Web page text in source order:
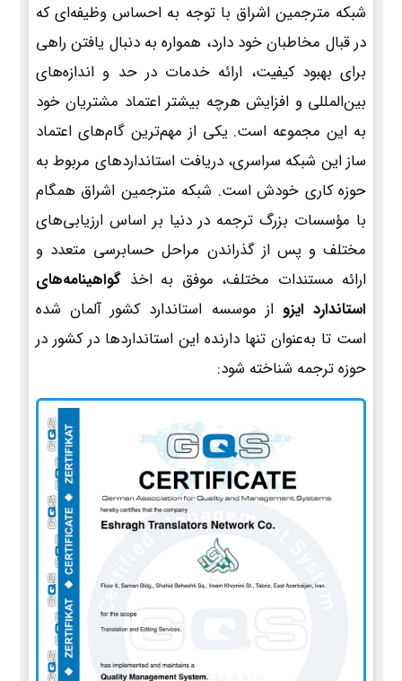
شبکه مترجمین اشراق با توجه به احساس وظیفه‌ای که
در قبال مخاطبان خود دارد، همواره به دنبال یافتن راهی
برای بهبود کیفیت، ارائه خدمات در حد و اندازه‌های
بین‌المللی و افزایش هرچه بیشتر اعتماد مشتریان خود
به این مجموعه است. یکی از مهم‌ترین گام‌های اعتماد
ساز این شبکه سراسری، دریافت استانداردهای مربوط به
حوزه کاری خودش است. شبکه مترجمین اشراق همگام
با مؤسسات بزرگ ترجمه در دنیا بر اساس ارزیابی‌های
مختلف و پس از گذراندن مراحل حسابرسی متعدد و
ارائه مستندات مختلف، موفق به اخذ گواهینامه‌های
استاندارد ایزو از موسسه استاندارد کشور آلمان شده
است تا به‌عنوان تنها دارنده این استانداردها در کشور در
حوزه ترجمه شناخته شود: